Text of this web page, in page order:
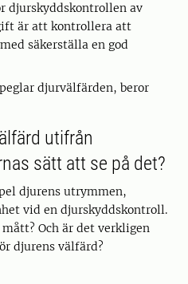
djurskyddskontrollen av
är att kontrollera att
säkerställa en god
djurvälfärden, beror
utifrån
sätt att se på det?
djurens utrymmen,
vid en djurskyddskontroll.
Och är det verkligen
djurens välfärd?